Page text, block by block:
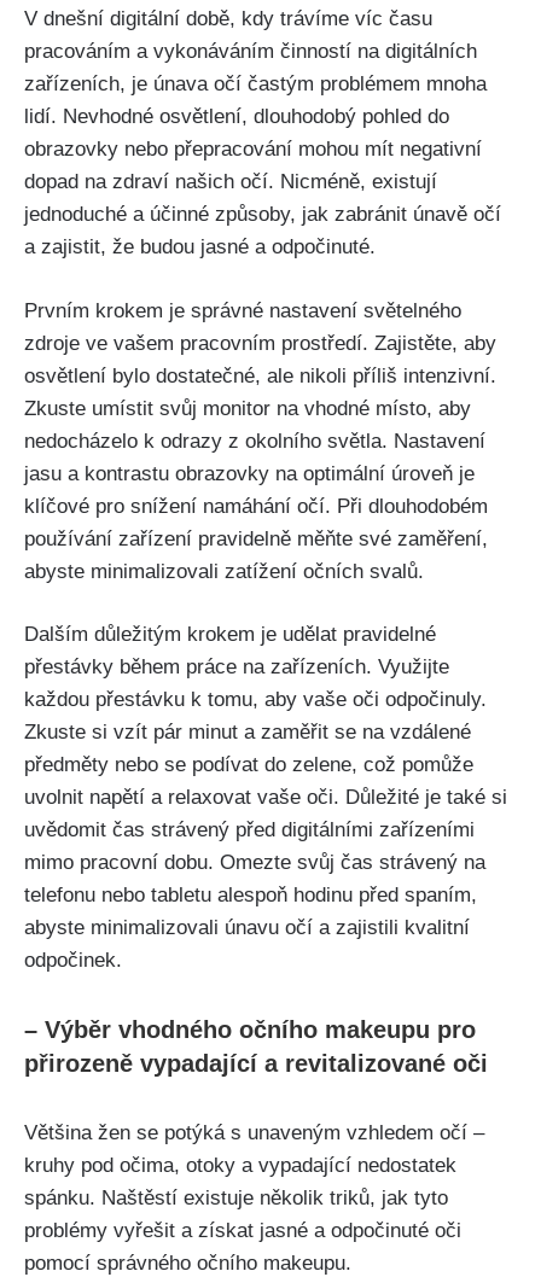
V dnešní digitální době, ‍kdy trávíme víc času
pracováním a⁢ vykonáváním činností na digitálních
zařízeních, je únava očí častým problémem ‍mnoha
lidí. Nevhodné⁣ osvětlení, ⁣dlouhodobý pohled do
obrazovky nebo ⁢přepracování ⁣mohou‍ mít negativní
dopad‍ na​ zdraví našich očí. Nicméně, existují
jednoduché a ⁤účinné způsoby, jak‍ zabránit​ únavě očí
a zajistit, že budou jasné a odpočinuté.
Prvním krokem je správné nastavení⁢ světelného
zdroje ve vašem ‌pracovním prostředí. Zajistěte, aby
osvětlení bylo dostatečné, ale nikoli příliš intenzivní.
Zkuste umístit svůj‍ monitor na⁣ vhodné ⁢místo, aby
nedocházelo k odrazy z okolního světla. Nastavení
jasu a kontrastu obrazovky na optimální ⁤úroveň je
klíčové pro snížení namáhání očí.⁣ Při dlouhodobém
používání​ zařízení pravidelně​ měňte své ‍zaměření,
abyste minimalizovali zatížení očních svalů.
Dalším důležitým krokem je udělat pravidelné
přestávky během práce ⁢na ⁢zařízeních. Využijte
každou přestávku k tomu, aby ⁣vaše ‍oči odpočinuly.
Zkuste si vzít⁣ pár minut‍ a⁢ zaměřit se na vzdálené
předměty nebo⁢ se podívat do zelene, což pomůže
uvolnit napětí a relaxovat vaše oči. Důležité‍ je také ‌si
uvědomit čas strávený ‌před ​digitálními zařízeními
mimo pracovní​ dobu. Omezte svůj čas strávený na
‌telefonu nebo tabletu alespoň⁣ hodinu před spaním,
abyste minimalizovali ⁢únavu očí a zajistili⁤ kvalitní
odpočinek.
– ‌Výběr vhodného ​očního makeupu pro
přirozeně vypadající a revitalizované oči
Většina žen se ⁢potýká ⁤s unaveným‌ vzhledem‌ očí –
⁤kruhy pod očima, otoky a vypadající nedostatek
spánku. Naštěstí existuje několik triků, jak tyto
problémy vyřešit a⁢ získat jasné‌ a odpočinuté oči
pomocí správného očního makeupu.